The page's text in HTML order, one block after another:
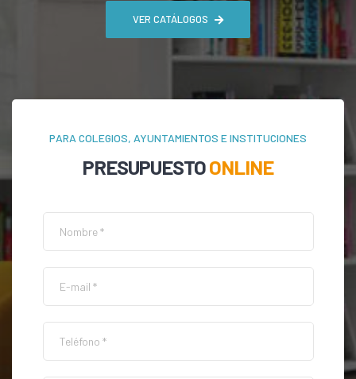
VER CATÁLOGOS
PARA COLEGIOS, AYUNTAMIENTOS E INSTITUCIONES
PRESUPUESTOONLINE